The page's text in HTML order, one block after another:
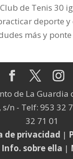
de Tenis 30
deporte y
más y ponte
de La Guardia
s/n - Telf: 953 32
32 71 01
de privacidad |
Info. sobre ella |